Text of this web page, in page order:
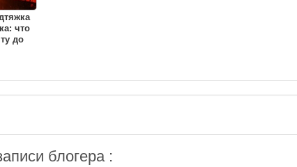
что
до
блогера :